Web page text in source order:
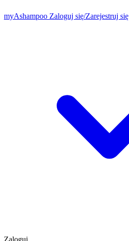
myAshampoo Zaloguj się/Zarejestruj się
Zaloguj